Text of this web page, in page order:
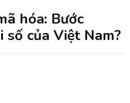
hóa: Bước
của Việt Nam?